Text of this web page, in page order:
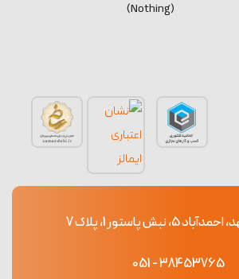
(Nothing)
نبش پاستور 1، پلاک 7
38453765 - 051